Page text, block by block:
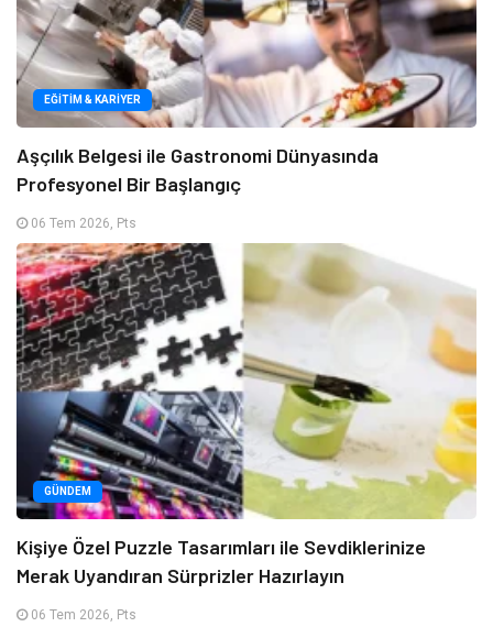
EĞITIM & KARIYER
Aşçılık Belgesi ile Gastronomi Dünyasında
Profesyonel Bir Başlangıç
06 Tem 2026, Pts
GÜNDEM
Kişiye Özel Puzzle Tasarımları ile Sevdiklerinize
Merak Uyandıran Sürprizler Hazırlayın
06 Tem 2026, Pts